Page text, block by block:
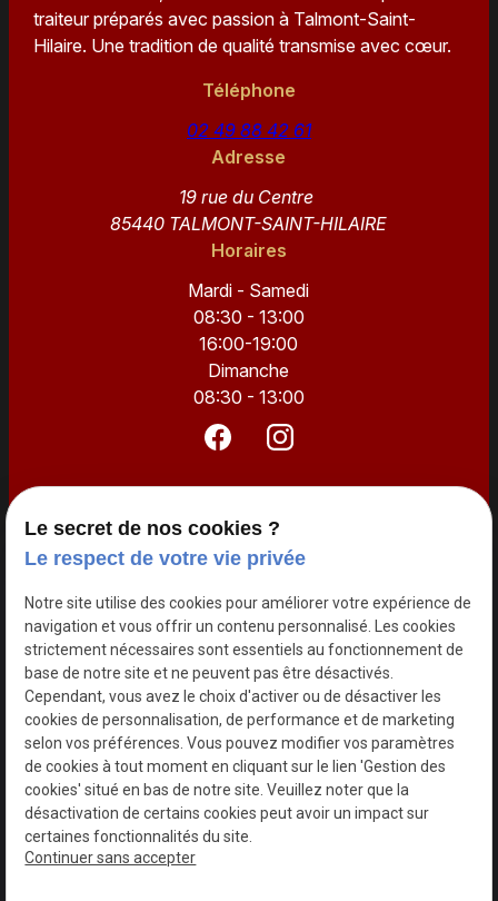
traiteur préparés avec passion à Talmont-Saint-
Hilaire. Une tradition de qualité transmise avec cœur.
Téléphone
02 49 88 42 61
Adresse
19 rue du Centre
85440 TALMONT-SAINT-HILAIRE
Horaires
Mardi - Samedi
08:30 - 13:00
16:00-19:00
Dimanche
08:30 - 13:00
Notre histoire
Traiteur
Galerie photos
Actualités
Contact
SIRET :
93079779000019
Mentions
légales
Politique de
confidentialité
Plan du site
Le secret de nos cookies ?
Le respect de votre vie privée
Notre site utilise des cookies pour améliorer votre expérience de
navigation et vous offrir un contenu personnalisé. Les cookies
strictement nécessaires sont essentiels au fonctionnement de
base de notre site et ne peuvent pas être désactivés.
Cependant, vous avez le choix d'activer ou de désactiver les
cookies de personnalisation, de performance et de marketing
selon vos préférences. Vous pouvez modifier vos paramètres
de cookies à tout moment en cliquant sur le lien 'Gestion des
cookies' situé en bas de notre site. Veuillez noter que la
désactivation de certains cookies peut avoir un impact sur
certaines fonctionnalités du site.
Continuer sans accepter